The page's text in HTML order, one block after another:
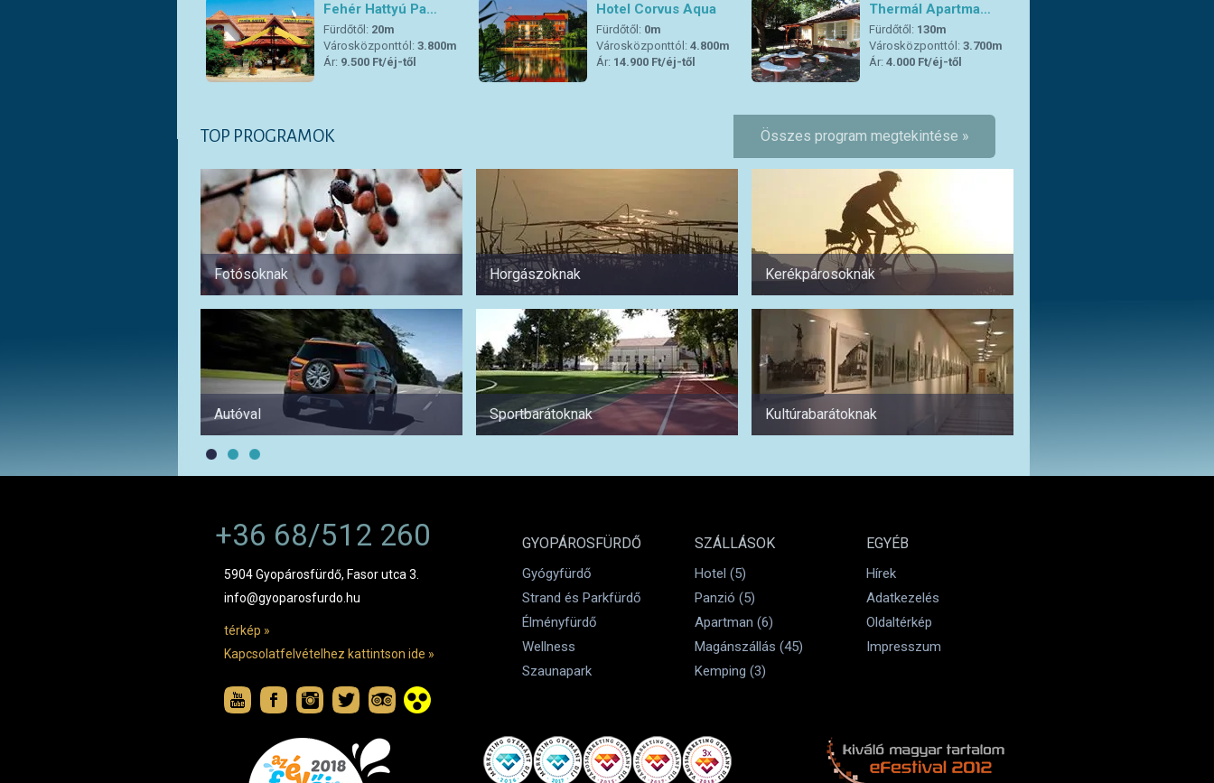
Fehér Hattyú Pa…
Fürdőtől: 20m
Városközponttól: 3.800m
Ár: 9.500 Ft/éj-től
Hotel Corvus Aqua
Fürdőtől: 0m
Városközponttól: 4.800m
Ár: 14.900 Ft/éj-től
Thermál Apartma…
Fürdőtől: 130m
Városközponttól: 3.700m
Ár: 4.000 Ft/éj-től
TOP PROGRAMOK Összes program megtekintése »
Fotósoknak Horgászoknak Kerékpárosoknak
Autóval Sportbarátoknak Kultúrabarátoknak
+36 68/512 260
5904 Gyopárosfürdő, Fasor utca 3.
info@gyoparosfurdo.hu
térkép »
Kapcsolatfelvételhez kattintson ide »
GYOPÁROSFÜRDŐ
Gyógyfürdő
Strand és Parkfürdő
Élményfürdő
Wellness
Szaunapark
SZÁLLÁSOK
Hotel (5)
Panzió (5)
Apartman (6)
Magánszállás (45)
Kemping (3)
EGYÉB
Hírek
Adatkezelés
Oldaltérkép
Impresszum